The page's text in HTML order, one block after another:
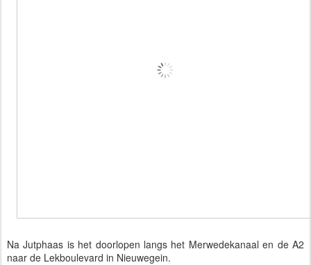
Na Jutphaas is het doorlopen langs het Merwedekanaal en de A2
naar de Lekboulevard in Nieuwegein.